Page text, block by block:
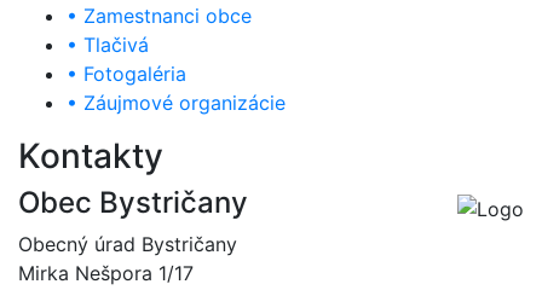
• Zamestnanci obce
• Tlačivá
• Fotogaléria
• Záujmové organizácie
Kontakty
Obec Bystričany
Obecný úrad Bystričany
Mirka Nešpora 1/17